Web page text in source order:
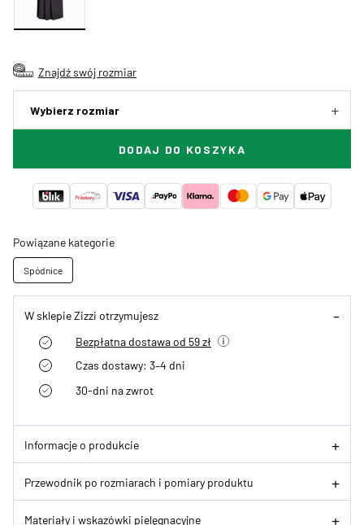
Znajdź swój rozmiar
Wybierz rozmiar
DODAJ DO KOSZYKA
Powiązane kategorie
Spódnice
W sklepie Zizzi otrzymujesz
Bezpłatna dostawa od 59 zł
Czas dostawy: 3–4 dni
30-dni na zwrot
Informacje o produkcie
Przewodnik po rozmiarach i pomiary produktu
Materiały i wskazówki pielęgnacyjne